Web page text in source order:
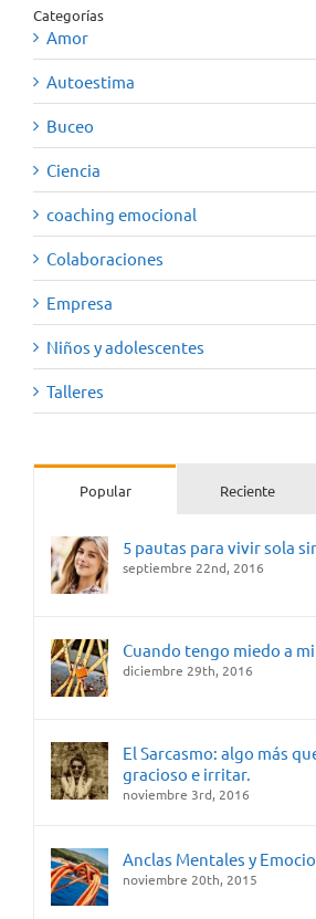
Categorías
Amor
Autoestima
Buceo
Ciencia
coaching emocional
Colaboraciones
Empresa
Niños y adolescentes
Talleres
Popular Reciente
5 pautas para vivir sola
septiembre 22nd, 2016
Cuando tengo miedo a
diciembre 29th, 2016
El Sarcasmo: algo más
gracioso e irritar.
noviembre 3rd, 2016
Anclas Mentales y
noviembre 20th, 2015